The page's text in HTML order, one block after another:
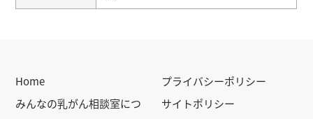
Home
みんなの乳がん相談室につ
プライバシーポリシー
サイトポリシー